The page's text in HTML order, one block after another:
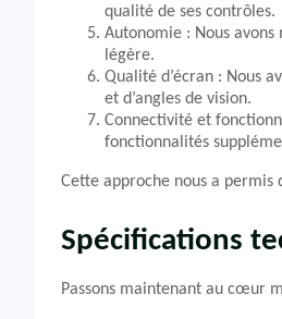
qualité de ses contrôles.
Autonomie : Nous
légère.
Qualité d’écran : Nous
et d’angles de vision.
Connectivité et
fonctionnalités
Cette approche nous a permis
Spécifications
Passons maintenant au cœur